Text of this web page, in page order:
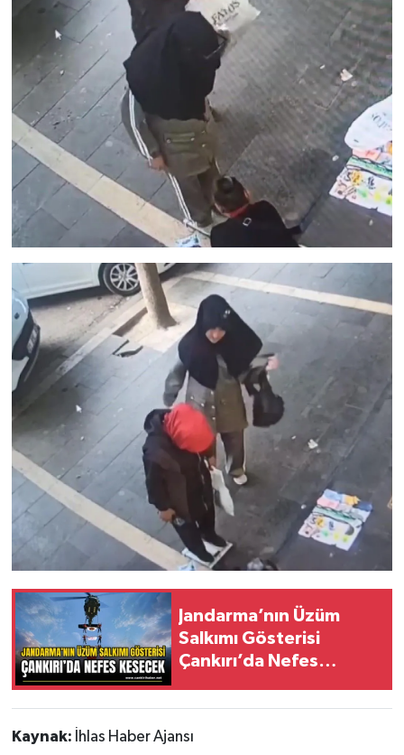
Jandarma’nın Üzüm
Salkımı Gösterisi
Çankırı’da Nefes
Kaynak: İhlas Haber Ajansı